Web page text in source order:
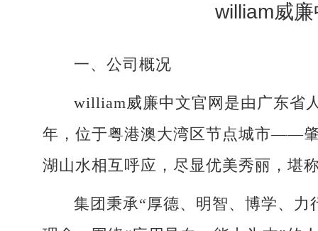
william威
一、公司概况
william威廉中文官网是由广东省
年，位于粤港澳大湾区节点城市——
湖山水相互呼应，尽显优美秀丽，堪
集团秉承“厚德、明智、博学、